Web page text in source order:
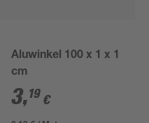
Aluwinkel 100 x 1 x 1
cm
3,19 €